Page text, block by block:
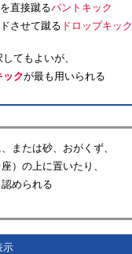
直接蹴るパントキック
させて蹴る ドロップキック
てもよいが、
ックが最も用いられる
または砂、おがくず、
）の上に置いたり、
められる
示